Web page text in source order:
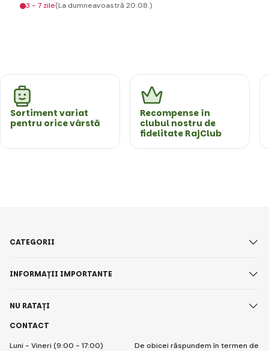
3 - 7 zile(La dumneavoastră 20.08.)
Sortiment variat
pentru orice vârstă
Recompense în
clubul nostru de
fidelitate RajClub
CONTACT
Luni - Vineri (9:00 - 17:00)
De obicei răspundem în termen de
CATEGORII
INFORMAȚII IMPORTANTE
NU RATAȚI